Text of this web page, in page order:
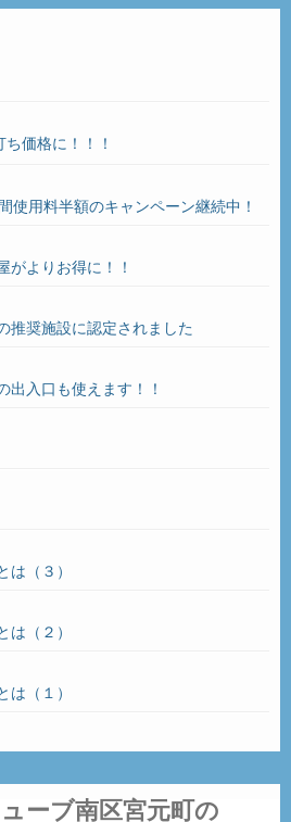
価格に！！！
使用料半額のキャンペーン継続中！
がよりお得に！！
推奨施設に認定されました
出入口も使えます！！
は（３）
は（２）
は（１）
ーブ南区宮元町の